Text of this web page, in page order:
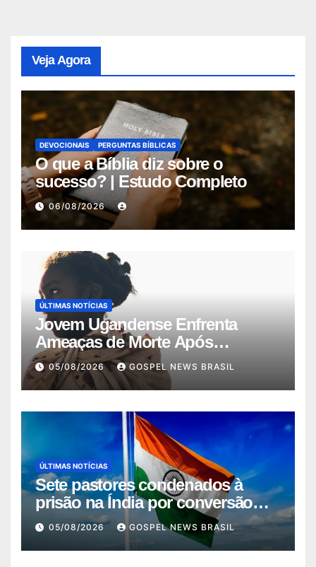
Veja Agora
DEVOCIONAIS PERGUNTAS BÍBLICAS
O que a Bíblia diz sobre o
sucesso? | Estudo Completo
06/08/2026
ÚLTIMAS NOTÍCIAS
Jovem Ugandense Enfrenta
Ameaças de Morte Após
Converter-se ao Cr…
05/08/2026 GOSPEL NEWS BRASIL
ÚLTIMAS NOTÍCIAS
Sete pastores condenados à
prisão na Índia por conversão
força…
05/08/2026 GOSPEL NEWS BRASIL